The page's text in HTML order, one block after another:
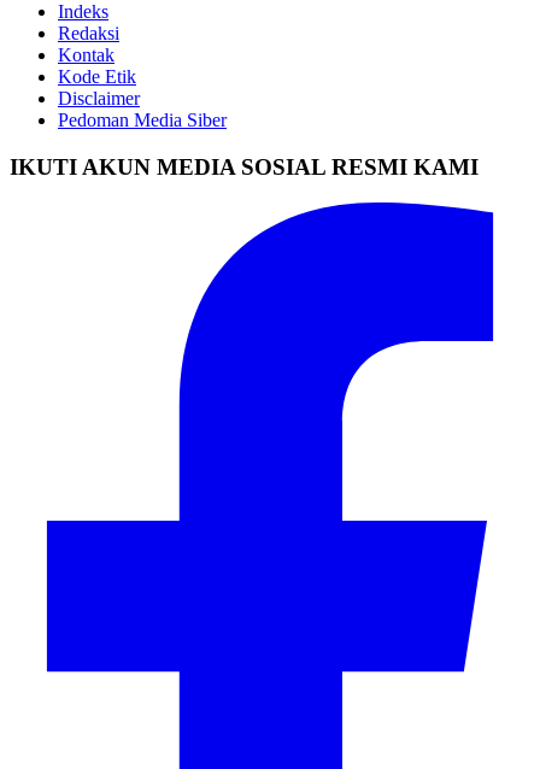
Indeks
Redaksi
Kontak
Kode Etik
Disclaimer
Pedoman Media Siber
IKUTI AKUN MEDIA SOSIAL RESMI KAMI